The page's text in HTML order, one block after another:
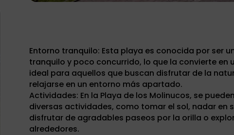
Entorno tranquilo: Esta playa es conocida por ser
tranquilo y poco concurrido, lo que la convierte en
ideal para aquellos que buscan disfrutar de la
relajarse en un entorno más apartado.
Actividades: En la Playa de los Molinucos, se
diversas actividades, como tomar el sol, nadar en
disfrutar de agradables paseos por la orilla o
alrededores.